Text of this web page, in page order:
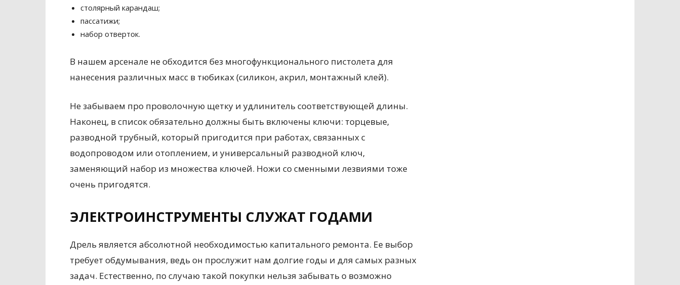
столярный карандаш;
пассатижи;
набор отверток.
В нашем арсенале не обходится без многофункционального пистолета для
нанесения различных масс в тюбиках (силикон, акрил, монтажный клей).
Не забываем про проволочную щетку и удлинитель соответствующей длины.
Наконец, в список обязательно должны быть включены ключи: торцевые,
разводной трубный, который пригодится при работах, связанных с
водопроводом или отоплением, и универсальный разводной ключ,
заменяющий набор из множества ключей. Ножи со сменными лезвиями тоже
очень пригодятся.
ЭЛЕКТРОИНСТРУМЕНТЫ СЛУЖАТ ГОДАМИ
Дрель является абсолютной необходимостью капитального ремонта. Ее выбор
требует обдумывания, ведь он прослужит нам долгие годы и для самых разных
задач. Естественно, по случаю такой покупки нельзя забывать о возможно